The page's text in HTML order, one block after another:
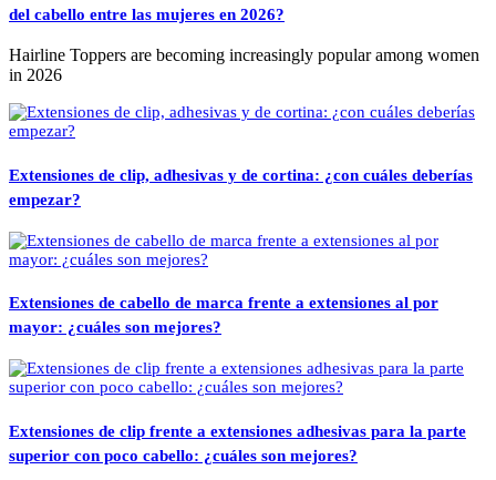
del cabello entre las mujeres en 2026?
Hairline Toppers are becoming increasingly popular among women
in 2026
Extensiones de clip, adhesivas y de cortina: ¿con cuáles deberías
empezar?
Extensiones de cabello de marca frente a extensiones al por
mayor: ¿cuáles son mejores?
Extensiones de clip frente a extensiones adhesivas para la parte
superior con poco cabello: ¿cuáles son mejores?